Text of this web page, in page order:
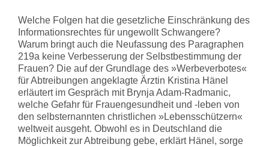
Welche Folgen hat die gesetzliche Einschränkung des
Informationsrechtes für ungewollt Schwangere?
Warum bringt auch die Neufassung des Paragraphen
219a keine Verbesserung der Selbstbestimmung der
Frauen? Die auf der Grundlage des »Werbeverbotes«
für Abtreibungen angeklagte Ärztin Kristina Hänel
erläutert im Gespräch mit Brynja Adam-Radmanic,
welche Gefahr für Frauengesundheit und -leben von
den selbsternannten christlichen »Lebensschützern«
weltweit ausgeht. Obwohl es in Deutschland die
Möglichkeit zur Abtreibung gebe, erklärt Hänel, sorge